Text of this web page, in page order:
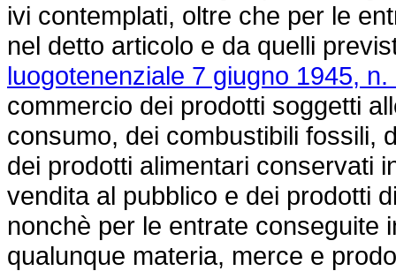
ivi contemplati, oltre che per le
nel detto articolo e da quelli
luogotenenziale 7 giugno 1945, n.
commercio dei prodotti soggetti
consumo, dei combustibili fossili,
dei prodotti alimentari conservati
vendita al pubblico e dei prodotti
nonchè per le entrate conseguite
qualunque materia, merce e